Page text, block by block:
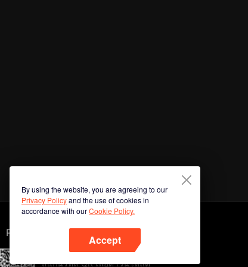
By using the website, you are agreeing to our
Privacy Policyand the use of cookies in
accordance with ourCookie Policy.
Accept
Phone
สแกนรหัส QR เพื่อดาวน์โหลด